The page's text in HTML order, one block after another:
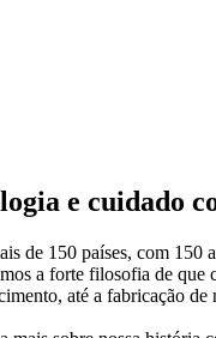
e cuidado
de 150 países, com
a forte filosofia de que
até a fabricação